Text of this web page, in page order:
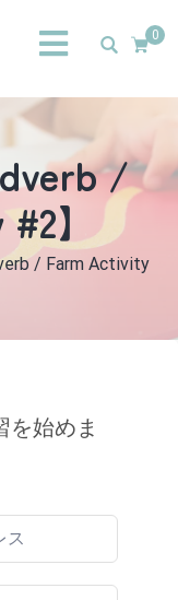
0
/
】
/ Farm Activity
を始めま